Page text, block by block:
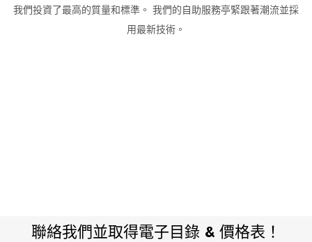
我們投資了最高的質量和標準。 我們的自助服務亭緊跟著潮流並採
用最新技術。
聯絡我們並取得電子目錄 & 價格表！